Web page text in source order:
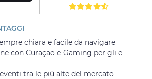
chiara e facile da navigare
con Curaçao e-Gaming per gli e-
tra le più alte del mercato